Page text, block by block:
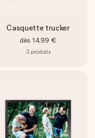
Casquette trucker
dès 14,99 €
3 produits